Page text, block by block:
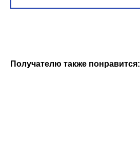
Получателю также понравится: